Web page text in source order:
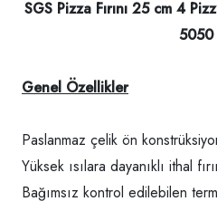
SGS Pizza Fırını 25 cm 4
5050
Genel Özellikler
Paslanmaz çelik ön
Yüksek ısılara dayanıklı ithal
Bağımsız kontrol edilebilen